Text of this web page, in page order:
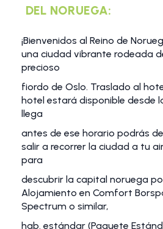
DEL NORUEGA:
¡Bienvenidos al Reino de
una ciudad vibrante rodeada
precioso
fiordo de Oslo. Traslado al
hotel estará disponible desde
llega
antes de ese horario podrás
salir a recorrer la ciudad a tu
para
descubrir la capital noruega
Alojamiento en Comfort
Spectrum o similar,
hab. estándar (Paquete